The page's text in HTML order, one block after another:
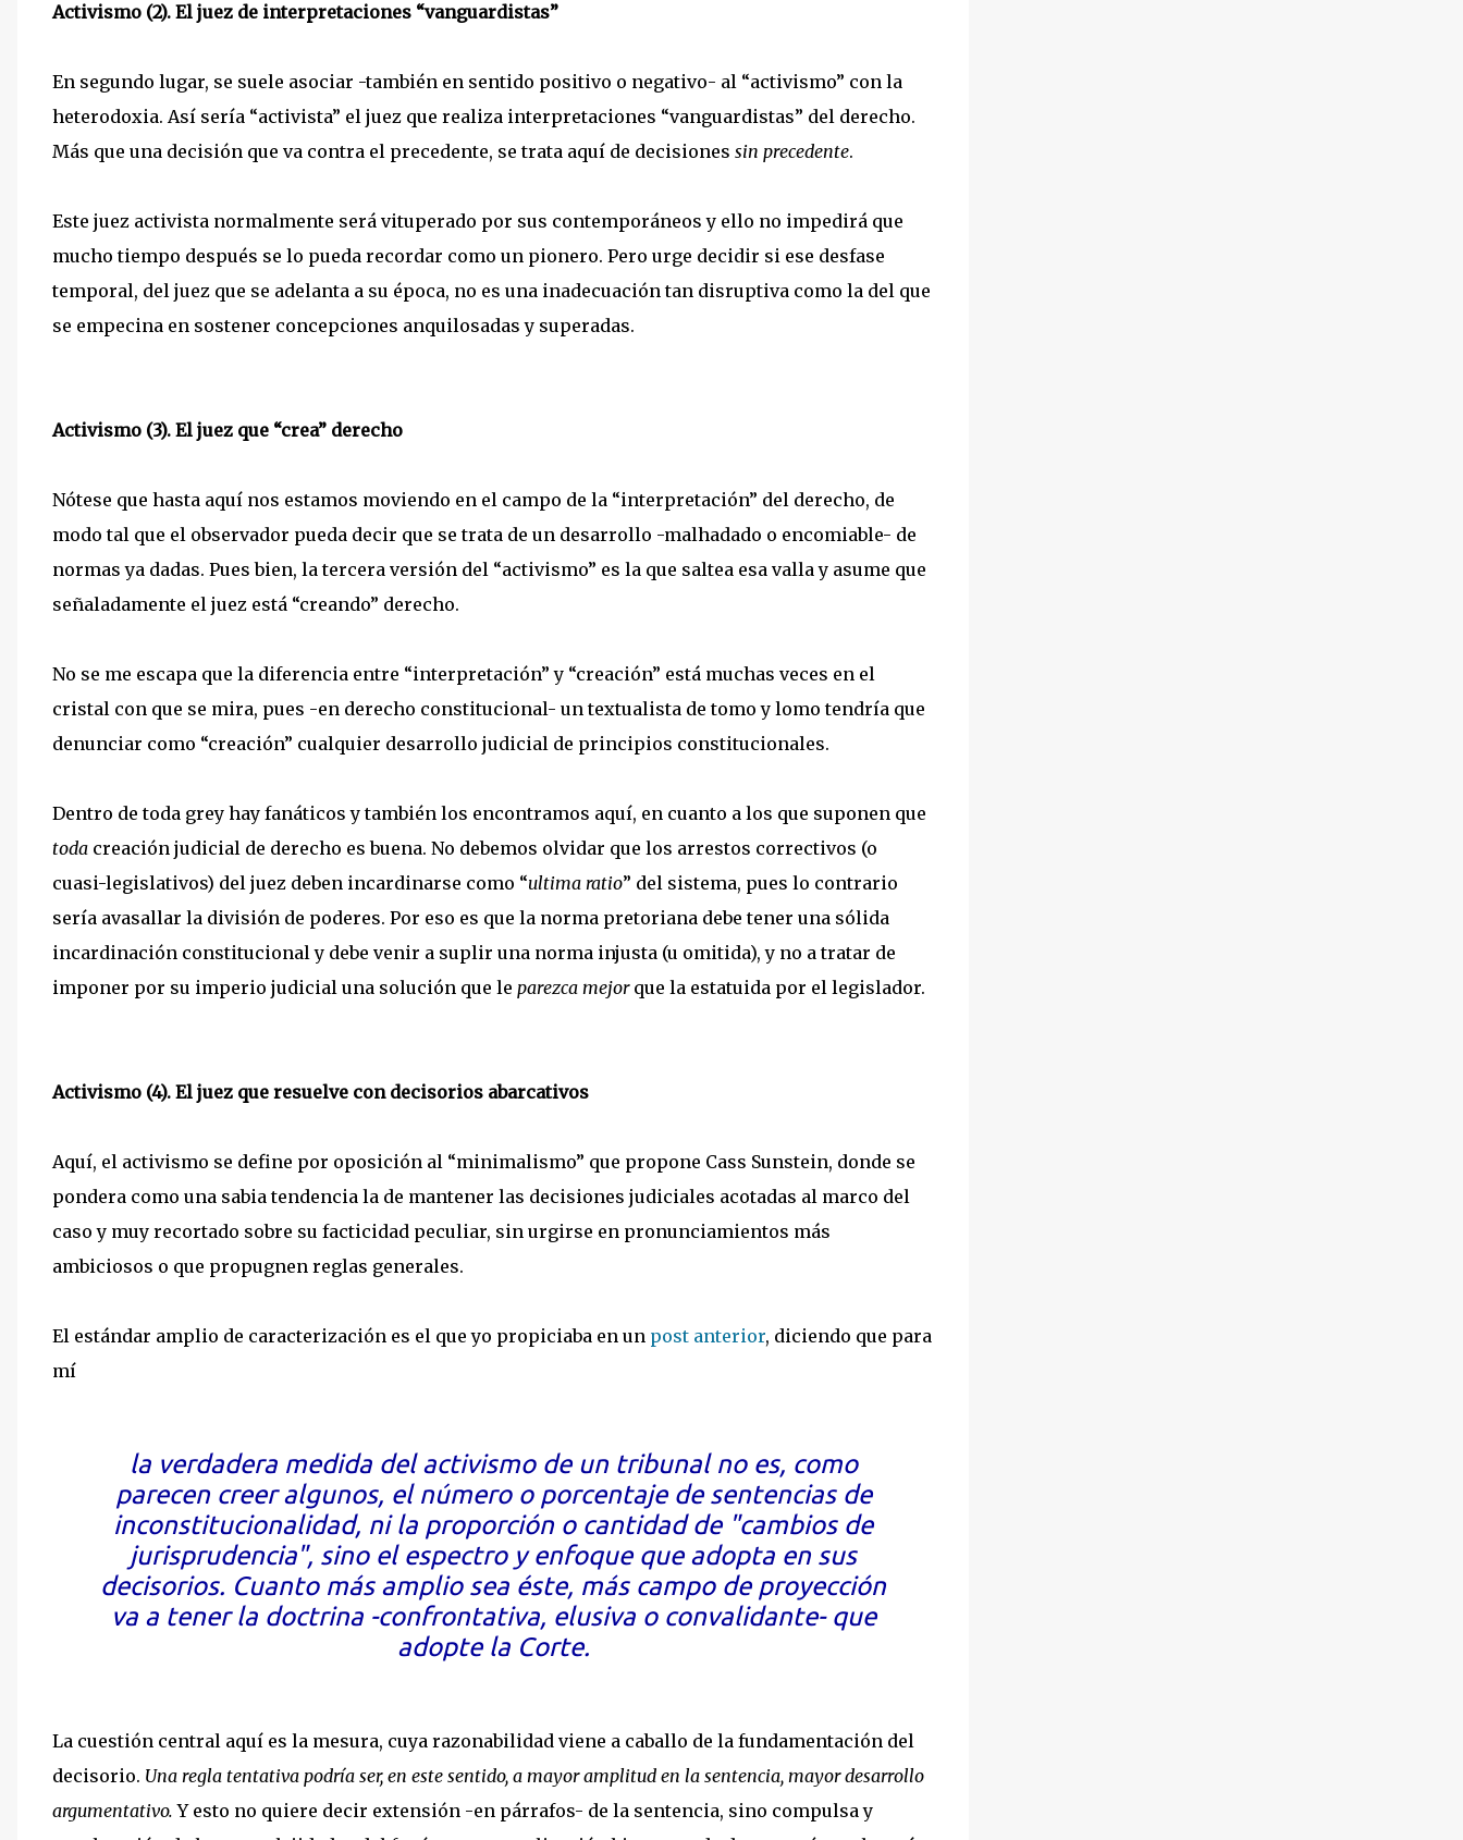
Activismo (2). El juez de interpretaciones “vanguardistas”
En segundo lugar, se suele asociar -también en sentido positivo o negativo- al “activismo” con la
heterodoxia. Así sería “activista” el juez que realiza interpretaciones “vanguardistas” del derecho.
Más que una decisión que va contra el precedente, se trata aquí de decisiones sin precedente.
Este juez activista normalmente será vituperado por sus contemporáneos y ello no impedirá que
mucho tiempo después se lo pueda recordar como un pionero. Pero urge decidir si ese desfase
temporal, del juez que se adelanta a su época, no es una inadecuación tan disruptiva como la del que
se empecina en sostener concepciones anquilosadas y superadas.
Activismo (3). El juez que “crea” derecho
Nótese que hasta aquí nos estamos moviendo en el campo de la “interpretación” del derecho, de
modo tal que el observador pueda decir que se trata de un desarrollo -malhadado o encomiable- de
normas ya dadas. Pues bien, la tercera versión del “activismo” es la que saltea esa valla y asume que
señaladamente el juez está “creando” derecho.
No se me escapa que la diferencia entre “interpretación” y “creación” está muchas veces en el
cristal con que se mira, pues -en derecho constitucional- un textualista de tomo y lomo tendría que
denunciar como “creación” cualquier desarrollo judicial de principios constitucionales.
Dentro de toda grey hay fanáticos y también los encontramos aquí, en cuanto a los que suponen que
toda creación judicial de derecho es buena. No debemos olvidar que los arrestos correctivos (o
cuasi-legislativos) del juez deben incardinarse como “ultima ratio” del sistema, pues lo contrario
sería avasallar la división de poderes. Por eso es que la norma pretoriana debe tener una sólida
incardinación constitucional y debe venir a suplir una norma injusta (u omitida), y no a tratar de
imponer por su imperio judicial una solución que le parezca mejor que la estatuida por el legislador.
Activismo (4). El juez que resuelve con decisorios abarcativos
Aquí, el activismo se define por oposición al “minimalismo” que propone Cass Sunstein, donde se
pondera como una sabia tendencia la de mantener las decisiones judiciales acotadas al marco del
caso y muy recortado sobre su facticidad peculiar, sin urgirse en pronunciamientos más
ambiciosos o que propugnen reglas generales.
El estándar amplio de caracterización es el que yo propiciaba en un post anterior, diciendo que para
mí
la verdadera medida del activismo de un tribunal no es, como
parecen creer algunos, el número o porcentaje de sentencias de
inconstitucionalidad, ni la proporción o cantidad de "cambios de
jurisprudencia", sino el espectro y enfoque que adopta en sus
decisorios. Cuanto más amplio sea éste, más campo de proyección
va a tener la doctrina -confrontativa, elusiva o convalidante- que
adopte la Corte.
La cuestión central aquí es la mesura, cuya razonabilidad viene a caballo de la fundamentación del
decisorio. Una regla tentativa podría ser, en este sentido, a mayor amplitud en la sentencia, mayor desarrollo
argumentativo.Y esto no quiere decir extensión -en párrafos- de la sentencia, sino compulsa y